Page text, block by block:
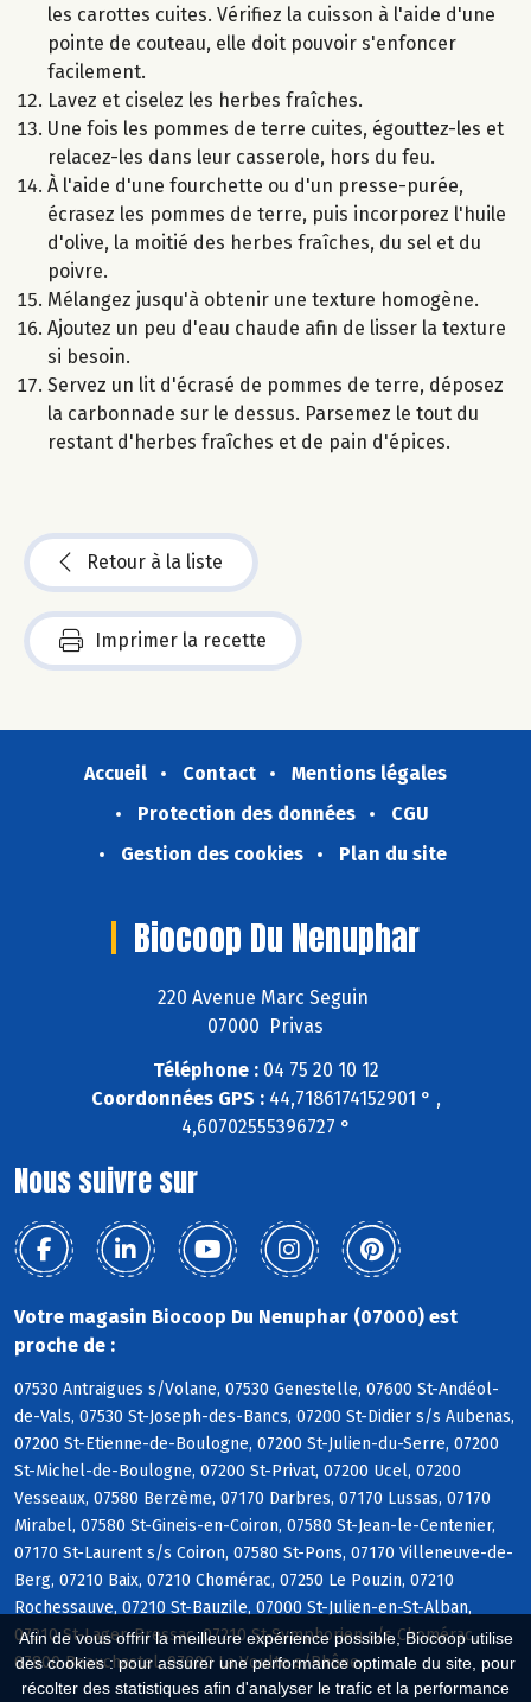
Afin de vous offrir la meilleure expérience possible, Biocoop utilise
des cookies : pour assurer une performance optimale du site, pour
récolter des statistiques afin d'analyser le trafic et la performance
les carottes cuites. Vérifiez la cuisson à l'aide d'une
pointe de couteau, elle doit pouvoir s'enfoncer
facilement.
Lavez et ciselez les herbes fraîches.
Une fois les pommes de terre cuites, égouttez-les et
relacez-les dans leur casserole, hors du feu.
À l'aide d'une fourchette ou d'un presse-purée,
écrasez les pommes de terre, puis incorporez l'huile
d'olive, la moitié des herbes fraîches, du sel et du
poivre.
Mélangez jusqu'à obtenir une texture homogène.
Ajoutez un peu d'eau chaude afin de lisser la texture
si besoin.
Servez un lit d'écrasé de pommes de terre, déposez
la carbonnade sur le dessus. Parsemez le tout du
restant d'herbes fraîches et de pain d'épices.
Retour à la liste
Imprimer la recette
Accueil Contact
Mentions légales
Protection des données
CGU
Gestion des cookies
Plan du site
Biocoop Du Nenuphar
220 Avenue Marc Seguin
07000 Privas
Téléphone :04 75 20 10 12
Coordonnées GPS :44,7186174152901 ° ,
4,60702555396727 °
Nous suivre sur
Votre magasin Biocoop Du Nenuphar (07000) est
proche de :
07530 Antraigues s/Volane, 07530 Genestelle, 07600 St-Andéol-
de-Vals, 07530 St-Joseph-des-Bancs, 07200 St-Didier s/s Aubenas,
07200 St-Etienne-de-Boulogne, 07200 St-Julien-du-Serre, 07200
St-Michel-de-Boulogne, 07200 St-Privat, 07200 Ucel, 07200
Vesseaux, 07580 Berzème, 07170 Darbres, 07170 Lussas, 07170
Mirabel, 07580 St-Gineis-en-Coiron, 07580 St-Jean-le-Centenier,
07170 St-Laurent s/s Coiron, 07580 St-Pons, 07170 Villeneuve-de-
Berg, 07210 Baix, 07210 Chomérac, 07250 Le Pouzin, 07210
Rochessauve, 07210 St-Bauzile, 07000 St-Julien-en-St-Alban,
07210 St-Lager-Bressac, 07210 St-Symphorien s/s Chomérac,
07800 Beauchastel, 07800 La Voulte s/Rhône